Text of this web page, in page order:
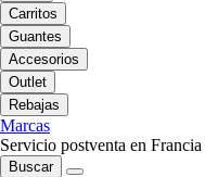
Carritos
Guantes
Accesorios
Outlet
Rebajas
Marcas
Servicio postventa en Francia
Buscar